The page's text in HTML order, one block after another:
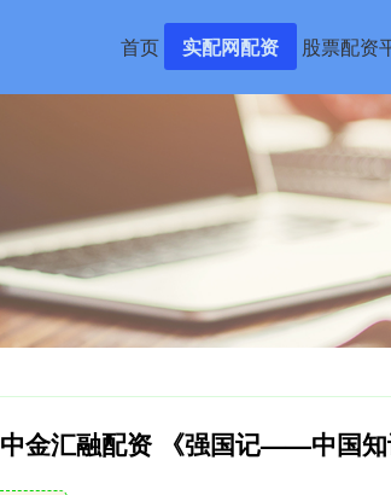
首页 实配网配资 股票配资
中金汇融配资 《强国记——中国知